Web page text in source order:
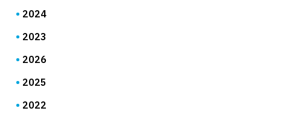
2024
2023
2026
2025
2022